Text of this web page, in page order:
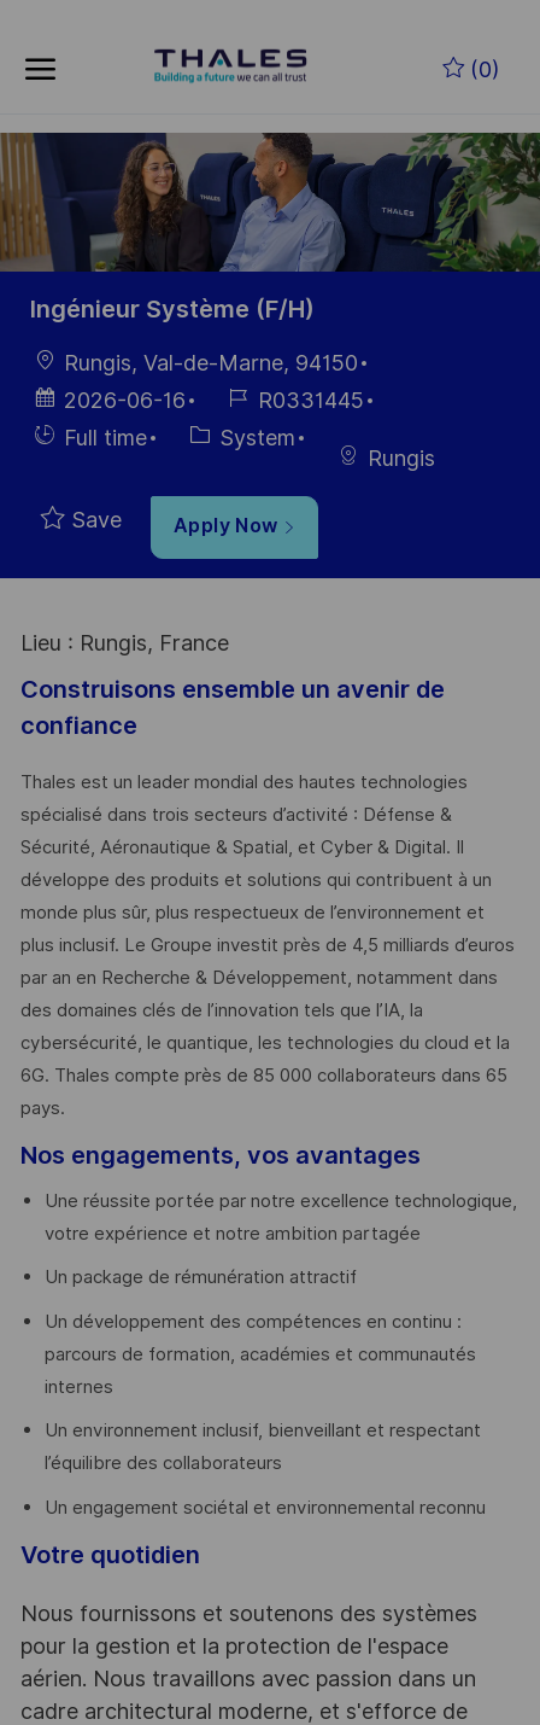
(0)
-
Ingénieur Système (F/H)
LocationRungis, Val-de-Marne, 94150
Posted
Date
2026-06-16
Job
Id
R0331445
HiringFull time Category
System
Rungis
Save Apply Now
Lieu : Rungis, France
Construisons ensemble un avenir de
confiance
Thales est un leader mondial des hautes technologies
spécialisé dans trois secteurs d’activité : Défense &
Sécurité, Aéronautique & Spatial, et Cyber & Digital. Il
développe des produits et solutions qui contribuent à un
monde plus sûr, plus respectueux de l’environnement et
plus inclusif. Le Groupe investit près de 4,5 milliards d’euros
par an en Recherche & Développement, notamment dans
des domaines clés de l’innovation tels que l’IA, la
cybersécurité, le quantique, les technologies du cloud et la
6G. Thales compte près de 85 000 collaborateurs dans 65
pays. ​
Nos engagements, vos avantages
Une réussite portée par notre excellence technologique,
votre expérience et notre ambition partagée
Un package de rémunération attractif
Un développement des compétences en continu :
parcours de formation, académies et communautés
internes
Un environnement inclusif, bienveillant et respectant
l’équilibre des collaborateurs
Un engagement sociétal et environnemental reconnu
Votre quotidien
Nous fournissons et soutenons des systèmes
pour la gestion et la protection de l'espace
aérien. Nous travaillons avec passion dans un
cadre architectural moderne, et s'efforce de